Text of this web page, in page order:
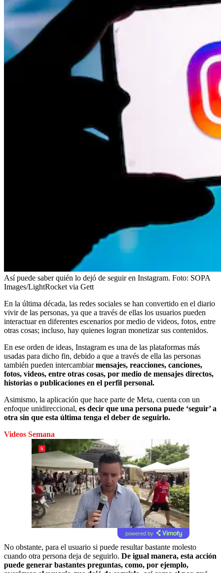
Así puede saber quién lo dejó de seguir en Instagram. Foto: SOPA
Images/LightRocket via Gett
En la última década, las redes sociales se han convertido en el diario
vivir de las personas, ya que a través de ellas los usuarios pueden
interactuar en diferentes escenarios por medio de videos, fotos, entre
otras cosas; incluso, hay quienes logran monetizar sus contenidos.
En ese orden de ideas, Instagram es una de las plataformas más
usadas para dicho fin, debido a que a través de ella las personas
también pueden intercambiarmensajes, reacciones, canciones,
fotos, videos, entre otras cosas, por medio de mensajes directos,
historias o publicaciones en el perfil personal.
Asimismo, la aplicación que hace parte de Meta, cuenta con un
enfoque unidireccional, es decir que una persona puede ‘seguir’ a
otra sin que esta última tenga el deber de seguirlo.
Videos Semana
powered by
No obstante, para el usuario si puede resultar bastante molesto
cuando otra persona deja de seguirlo. De igual manera, esta acción
puede generar bastantes preguntas, como, por ejemplo,